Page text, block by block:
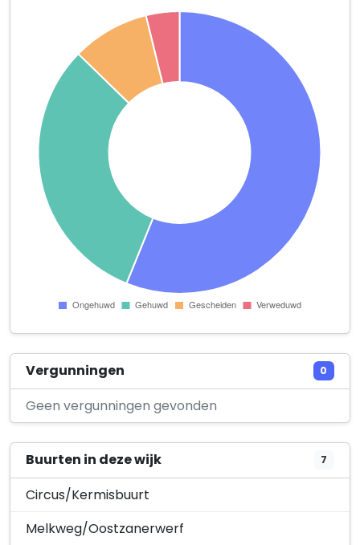
Dwergvinvisstraat 8
Saafievdg
Schelvisch Hoofd 68
Taxi service Schamali
Watermolen 38
Teser-1 auto parts
Spinnekop 35
3D DIGITAL FASHION DESIGN
Zuideinde 387 E
3XYZ Holding B.V.
A.B.E Onderhoudsbedrijf
Bergmolen 24
alchemIT
Lange Vonder 231
Vergunningen 0
Geen vergunningen gevonden
Buurten in deze wijk 7
Circus/Kermisbuurt
Melkweg/Oostzanerwerf